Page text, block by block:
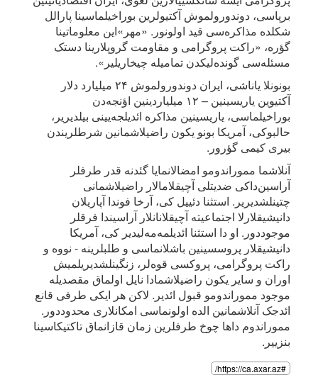
برپاسی، دوندورولموش آکتیولرین بوراخیلماسینا پارالل
شکلده مذاکره‌سی قید اولونور. «مهر»این معلوماتینا
گؤره، «راکت پروگرامی و مقاومت گروپلارینا دستک
مسئله‌سی گونده‌لیکدن تمامیله چیخاریلیر».
بونونلا یاناشی، ایران دوندورولموش ۲۴ میلیارد دلار
آکتیوین یاریسینین – ۱۲ میلیاردینین اؤنجه‌دن
بوراخیلماسی، یاریسینین مذاکره ائدیلجه‌یینی بیلدیریر،
حالبوکی، آمریکا بونو یکون راضیلاشمانین شرطلریندن
بیری کیمی گؤرور.
آنلاشما مموراندومو امضالانمایا گئدنه قدر طرفلر
آراسین‌داکی ضدیتلی آچیقلامالار راضیلاشمانی
چتینلشدیریر. استثنا دئییل کی، آرخا فوندا آپاریلان
دانیشیقلارلا اجتماعیته آچیقلانانلار آراسیندا فرقلر
موجوددور. او دا استثنا ائدیلمه‌مه‌لیدیر کی، آمریکا
دانیشیقلار پروسسینین باشلانماسی و طلبلرینه - نووه و
راکت پروگرامی، پروکسی قوه‌لر، زنگینلشدیریلمیش
اوران و سایر یکون راضیلاشمادا نایل اولماق مقصدیله
موجود مموراندومو قبول ائدیر. لاکن هر ایکی طرفی قانع
ائد‌جک آنلاشمانین الده اولونماسی امکانلاری محدوددور.
مموراندوم داها چوخ طرفلرین زمان قازانماق تاکتیکاسینا
بنزییر.
#https://ca.axar.az/